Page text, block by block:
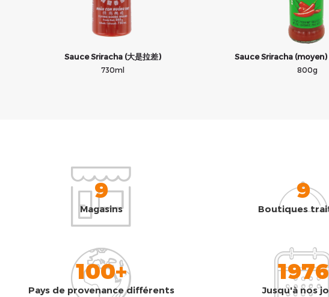
Sauce Sriracha (大是拉差)
730ml
Sauce Sriracha (moyen)
800g
9
Magasins
9
Boutiques
100+
Pays de provenance différents
1976
Jusqu'à nos